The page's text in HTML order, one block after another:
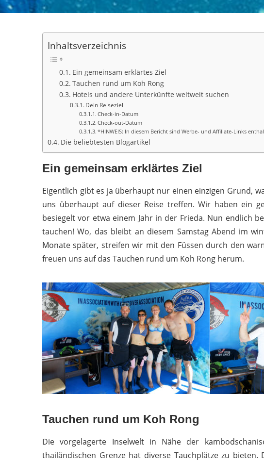
Inhaltsverzeichnis
Ein gemeinsam erklärtes Ziel
Tauchen rund um Koh Rong
Hotels und andere Unterkünfte weltweit suchen
Dein Reiseziel
Check-in-Datum
Check-out-Datum
*HINWEIS: In diesem Bericht sind Werbe- und Affiliate-Links
Die beliebtesten Blogartikel
Ein gemeinsam erklärtes Ziel
Eigentlich gibt es ja überhaupt nur einen einzigen Grund,
uns überhaupt auf dieser Reise treffen. Wir haben ein
besiegelt vor etwa einem Jahr in der Frieda. Nun endlich
tauchen! Wo, das bleibt an diesem Samstag Abend im
Monate später, streifen wir mit den Füssen durch den
freuen uns auf das Tauchen rund um Koh Rong herum.
Tauchen rund um Koh Rong
Die vorgelagerte Inselwelt in Nähe der
thailändischen Grenze hat diverse Tauchplätze zu bieten.